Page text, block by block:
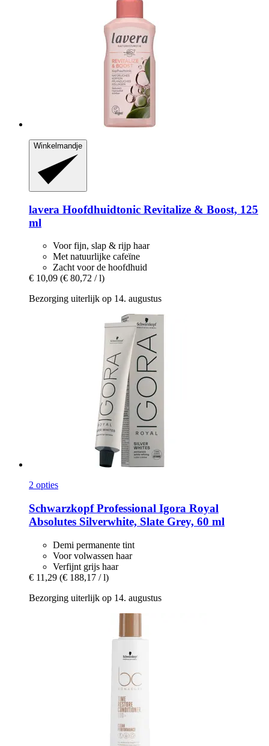
Winkelmandje
lavera Hoofdhuidtonic Revitalize & Boost, 125
ml
Voor fijn, slap & rijp haar
Met natuurlijke cafeïne
Zacht voor de hoofdhuid
€ 10,09 (€ 80,72 / l)
Bezorging uiterlijk op 14. augustus
2 opties
Schwarzkopf Professional Igora Royal
Absolutes Silverwhite, Slate Grey, 60 ml
Demi permanente tint
Voor volwassen haar
Verfijnt grijs haar
€ 11,29 (€ 188,17 / l)
Bezorging uiterlijk op 14. augustus